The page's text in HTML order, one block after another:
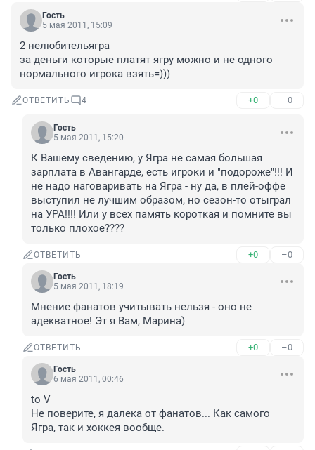
Гость
5 мая 2011, 15:09
2 нелюбительягра
за деньги которые платят ягру можно и не одного
нормального игрока взять=)))
ОТВЕТИТЬ 4 +0 –0
Гость
5 мая 2011, 15:20
К Вашему сведению, у Ягра не самая большая
зарплата в Авангарде, есть игроки и "подороже"!!! И
не надо наговаривать на Ягра - ну да, в плей-оффе
выступил не лучшим образом, но сезон-то отыграл
на УРА!!!! Или у всех память короткая и помните вы
только плохое????
ОТВЕТИТЬ +0 –0
Гость
5 мая 2011, 18:19
Мнение фанатов учитывать нельзя - оно не
адекватное! Эт я Вам, Марина)
ОТВЕТИТЬ +0 –0
Гость
6 мая 2011, 00:46
to V
Не поверите, я далека от фанатов... Как самого
Ягра, так и хоккея вообще.